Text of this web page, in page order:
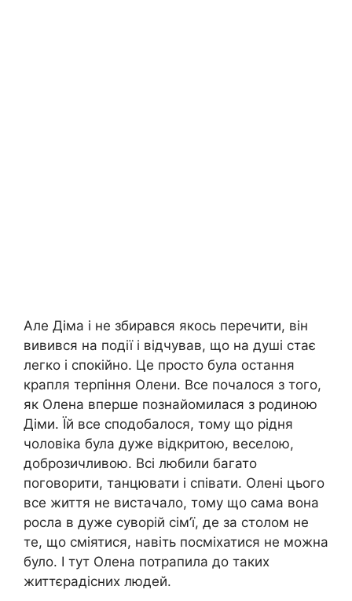
Але Діма і не збирався якось перечити, він
вивився на події і відчував, що на душі стає
легко і спокійно. Це просто була остання
крапля терпіння Олени. Все почалося з того,
як Олена вперше познайомилася з родиною
Діми. Їй все сподобалося, тому що рідня
чоловіка була дуже відкритою, веселою,
доброзичливою. Всі любили багато
поговорити, танцювати і співати. Олені цього
все життя не вистачало, тому що сама вона
росла в дуже суворій сім’ї, де за столом не
те, що сміятися, навіть посміхатися не можна
було. І тут Олена потрапила до таких
життєрадісних людей.